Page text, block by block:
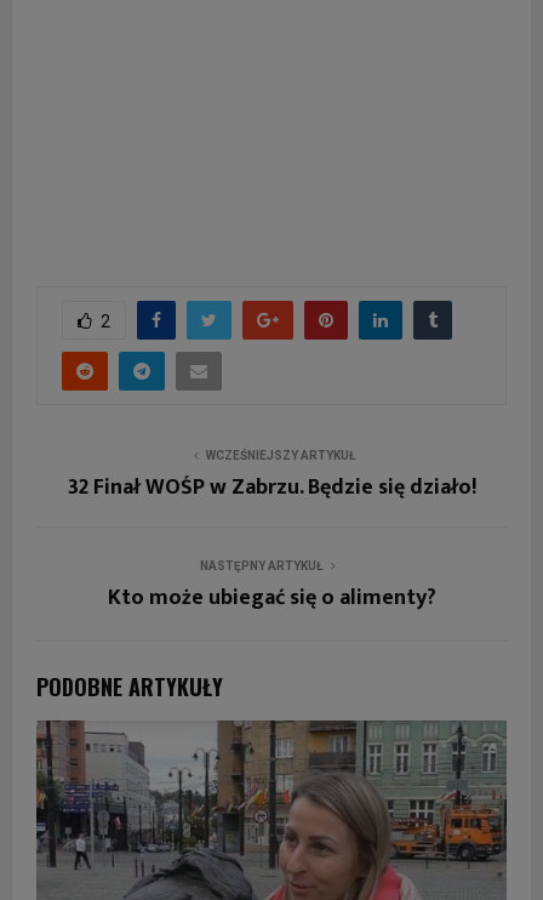
2
WCZEŚNIEJSZY ARTYKUŁ
32 Finał WOŚP w Zabrzu. Będzie się działo!
NASTĘPNY ARTYKUŁ
Kto może ubiegać się o alimenty?
PODOBNE ARTYKUŁY